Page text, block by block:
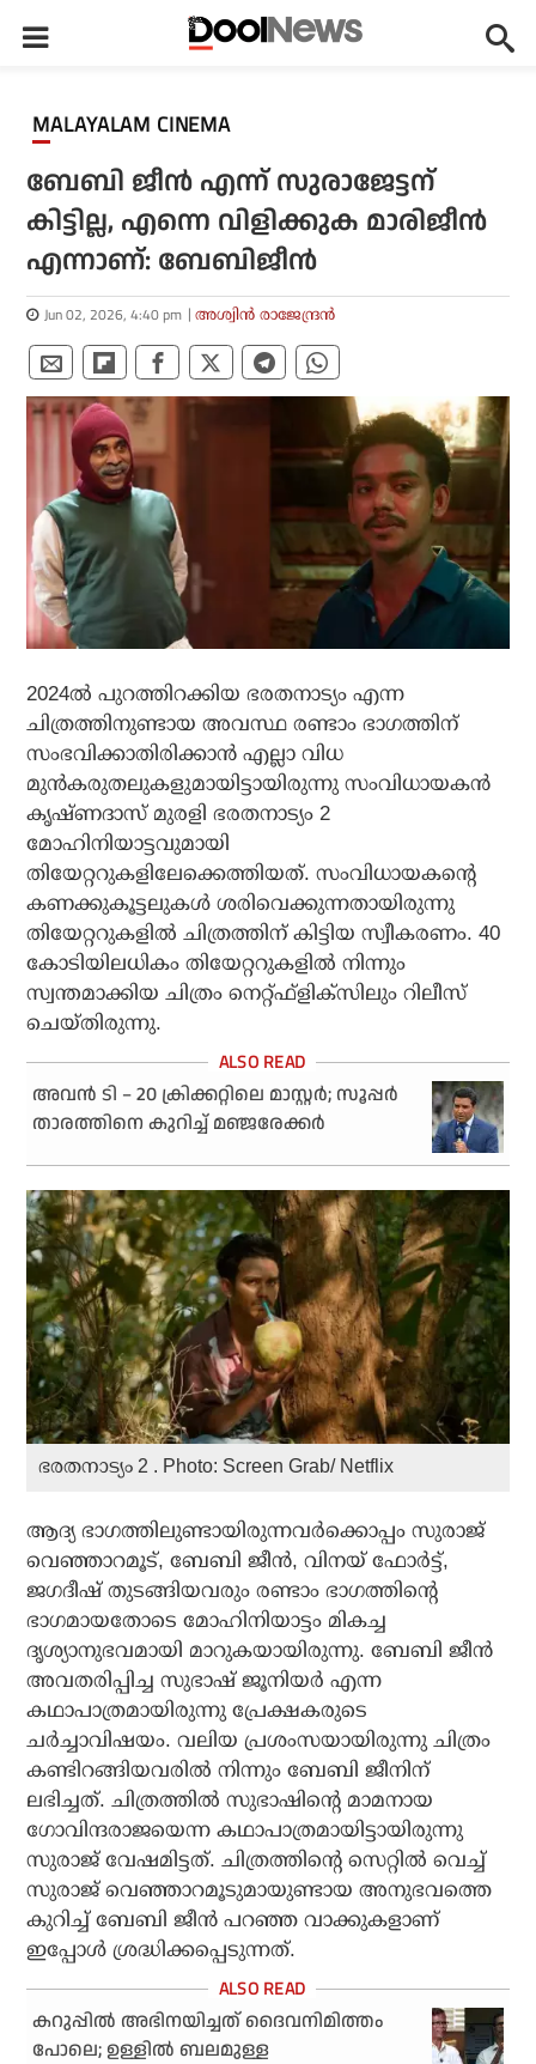
MALAYALAM CINEMA
ബേബി ജീന്‍ എന്ന് സുരാജേട്ടന്
കിട്ടില്ല, എന്നെ വിളിക്കുക മാരിജീന്‍
എന്നാണ്: ബേബിജീന്‍
Jun 02, 2026, 4:40 pm അശ്വിന്‍ രാജേന്ദ്രന്‍
2024ല്‍ പുറത്തിറക്കിയ ഭരതനാട്യം എന്ന
ചിത്രത്തിനുണ്ടായ അവസ്ഥ രണ്ടാം ഭാഗത്തിന്
സംഭവിക്കാതിരിക്കാന്‍ എല്ലാ വിധ
മുന്‍കരുതലുകളുമായിട്ടായിരുന്നു സംവിധായകന്‍
കൃഷ്ണദാസ് മുരളി ഭരതനാട്യം 2
മോഹിനിയാട്ടവുമായി
തിയേറ്ററുകളിലേക്കെത്തിയത്. സംവിധായകന്റെ
കണക്കുകൂട്ടലുകള്‍ ശരിവെക്കുന്നതായിരുന്നു
തിയേറ്ററുകളില്‍ ചിത്രത്തിന് കിട്ടിയ സ്വീകരണം. 40
കോടിയിലധികം തിയേറ്ററുകളില്‍ നിന്നും
സ്വന്തമാക്കിയ ചിത്രം നെറ്റ്ഫ്‌ളിക്‌സിലും റിലീസ്
ചെയ്തിരുന്നു.
അവന്‍ ടി – 20 ക്രിക്കറ്റിലെ മാസ്റ്റര്‍; സൂപ്പര്‍
താരത്തിനെ കുറിച്ച് മഞ്ജരേക്കര്‍
ഭരതനാട്യം 2 . Photo: Screen Grab/ Netflix
ആദ്യ ഭാഗത്തിലുണ്ടായിരുന്നവര്‍ക്കൊപ്പം സുരാജ്
വെഞ്ഞാറമൂട്, ബേബി ജീന്‍, വിനയ് ഫോര്‍ട്ട്,
ജഗദീഷ് തുടങ്ങിയവരും രണ്ടാം ഭാഗത്തിന്റെ
ഭാഗമായതോടെ മോഹിനിയാട്ടം മികച്ച
ദൃശ്യാനുഭവമായി മാറുകയായിരുന്നു. ബേബി ജീന്‍
അവതരിപ്പിച്ച സുഭാഷ് ജൂനിയര്‍ എന്ന
കഥാപാത്രമായിരുന്നു പ്രേക്ഷകരുടെ
ചര്‍ച്ചാവിഷയം. വലിയ പ്രശംസയായിരുന്നു ചിത്രം
കണ്ടിറങ്ങിയവരില്‍ നിന്നും ബേബി ജീനിന്
ലഭിച്ചത്. ചിത്രത്തില്‍ സുഭാഷിന്റെ മാമനായ
ഗോവിന്ദരാജയെന്ന കഥാപാത്രമായിട്ടായിരുന്നു
സുരാജ് വേഷമിട്ടത്. ചിത്രത്തിന്റെ സെറ്റില്‍ വെച്ച്
സുരാജ് വെഞ്ഞാറമൂടുമായുണ്ടായ അനുഭവത്തെ
കുറിച്ച് ബേബി ജീന്‍ പറഞ്ഞ വാക്കുകളാണ്
ഇപ്പോള്‍ ശ്രദ്ധിക്കപ്പെടുന്നത്.
കറുപ്പിൽ അഭിനയിച്ചത് ദൈവനിമിത്തം
പോലെ; ഉള്ളിൽ ബലമുള്ള